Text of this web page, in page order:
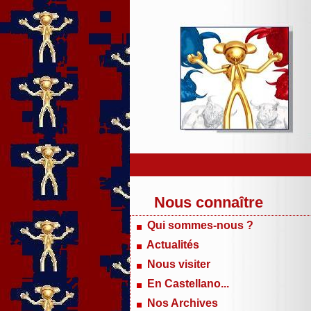
Nous connaître
Qui sommes-nous ?
Actualités
Nous visiter
En Castellano...
Nos Archives